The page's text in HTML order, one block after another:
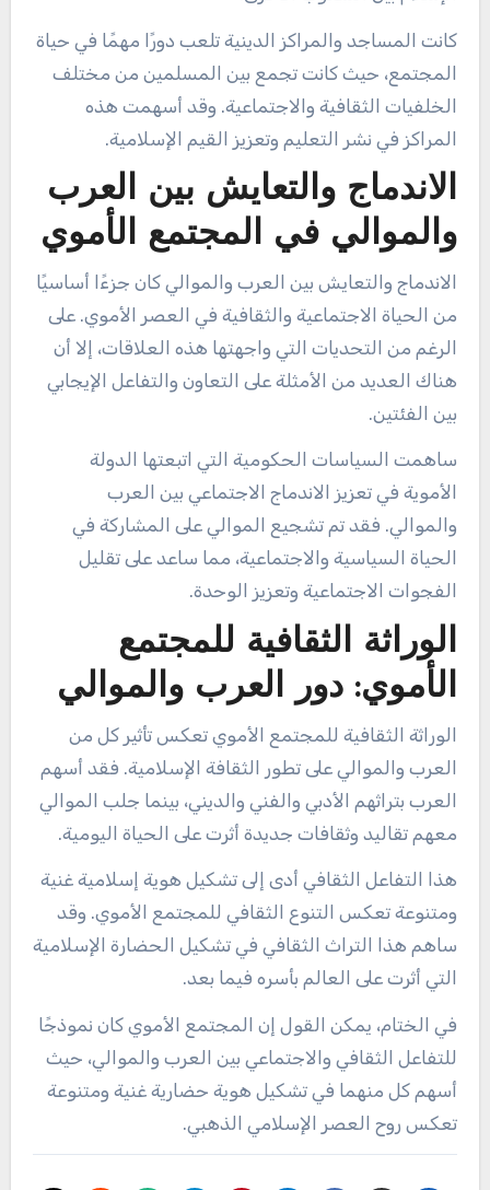
كانت المساجد والمراكز الدينية تلعب دورًا مهمًا في حياة
المجتمع، حيث كانت تجمع بين المسلمين من مختلف
الخلفيات الثقافية والاجتماعية. وقد أسهمت هذه
المراكز في نشر التعليم وتعزيز القيم الإسلامية.
الاندماج والتعايش بين العرب
والموالي في المجتمع الأموي
الاندماج والتعايش بين العرب والموالي كان جزءًا أساسيًا
من الحياة الاجتماعية والثقافية في العصر الأموي. على
الرغم من التحديات التي واجهتها هذه العلاقات، إلا أن
هناك العديد من الأمثلة على التعاون والتفاعل الإيجابي
بين الفئتين.
ساهمت السياسات الحكومية التي اتبعتها الدولة
الأموية في تعزيز الاندماج الاجتماعي بين العرب
والموالي. فقد تم تشجيع الموالي على المشاركة في
الحياة السياسية والاجتماعية، مما ساعد على تقليل
الفجوات الاجتماعية وتعزيز الوحدة.
الوراثة الثقافية للمجتمع
الأموي: دور العرب والموالي
الوراثة الثقافية للمجتمع الأموي تعكس تأثير كل من
العرب والموالي على تطور الثقافة الإسلامية. فقد أسهم
العرب بتراثهم الأدبي والفني والديني، بينما جلب الموالي
معهم تقاليد وثقافات جديدة أثرت على الحياة اليومية.
هذا التفاعل الثقافي أدى إلى تشكيل هوية إسلامية غنية
ومتنوعة تعكس التنوع الثقافي للمجتمع الأموي. وقد
ساهم هذا التراث الثقافي في تشكيل الحضارة الإسلامية
التي أثرت على العالم بأسره فيما بعد.
في الختام، يمكن القول إن المجتمع الأموي كان نموذجًا
للتفاعل الثقافي والاجتماعي بين العرب والموالي، حيث
أسهم كل منهما في تشكيل هوية حضارية غنية ومتنوعة
تعكس روح العصر الإسلامي الذهبي.